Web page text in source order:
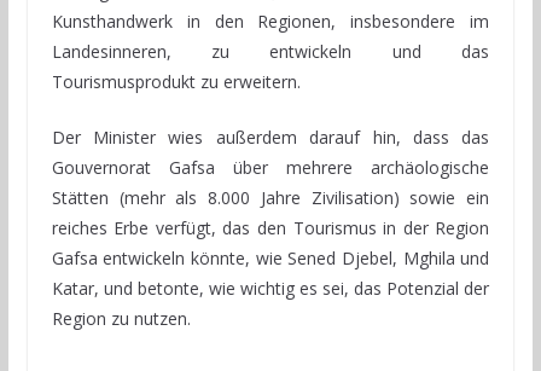
Kunsthandwerk in den Regionen, insbesondere im
Landesinneren, zu entwickeln und das
Tourismusprodukt zu erweitern.
Der Minister wies außerdem darauf hin, dass das
Gouvernorat Gafsa über mehrere archäologische
Stätten (mehr als 8.000 Jahre Zivilisation) sowie ein
reiches Erbe verfügt, das den Tourismus in der Region
Gafsa entwickeln könnte, wie Sened Djebel, Mghila und
Katar, und betonte, wie wichtig es sei, das Potenzial der
Region zu nutzen.